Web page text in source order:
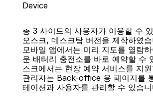
Device
총 3 사이드의 사용자가 이용할 수
오스크, 데스크탑 버전을 제작하였
모바일 앱에서는 미리 지도를 열람
운 배터리 충전소를 바로 예약할 수
스크에서는 현장 예약 서비스를 지
관리자는 Back-office 용 페이지를
테이션과 사용자를 관리할 수 있습